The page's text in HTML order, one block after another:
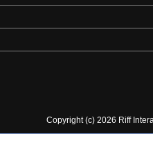
Copyright (c) 2026 Riff